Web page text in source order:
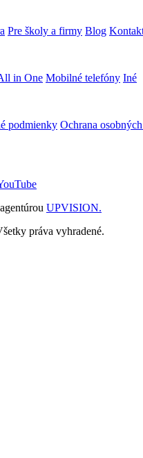
Pre školy a firmy Blog
in One Mobilné telefóny Iné
podmienky Ochrana
UPVISION.
práva vyhradené.